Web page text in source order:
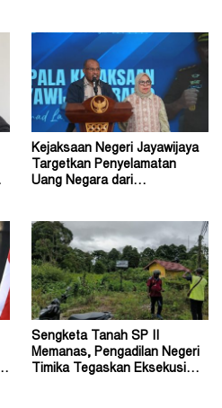
Kejaksaan Negeri Jayawijaya
Targetkan Penyelamatan
Uang Negara dari
Sengketa Tanah SP II
Memanas, Pengadilan Negeri
Timika Tegaskan Eksekusi